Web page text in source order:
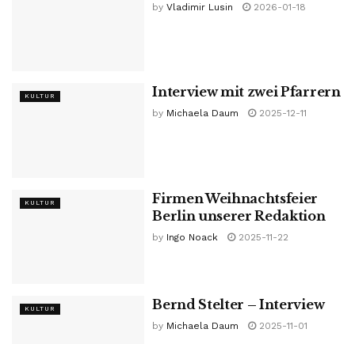
by Vladimir Lusin 2026-01-18
KULTUR Interview mit zwei Pfarrern
by Michaela Daum 2025-12-11
KULTUR
Firmen Weihnachtsfeier
Berlin unserer Redaktion
by Ingo Noack 2025-11-22
KULTUR Bernd Stelter – Interview
by Michaela Daum 2025-11-01